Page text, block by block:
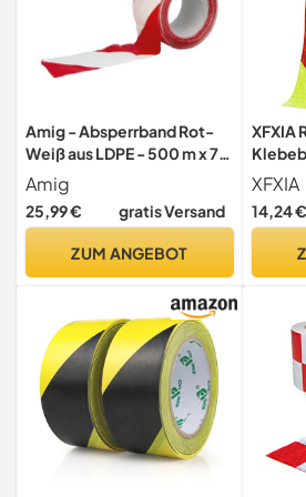
Amig - Absperrband Rot-
Weiß aus LDPE - 500 m x 70
mm - Nicht selbstklebend -
Zur
Gefahrenkennzeichnung
Wasserfest und flexibel
Amig
25,99 € gratis Versand
ZUM ANGEBOT
XFXIA
XFXIA
14,24 €